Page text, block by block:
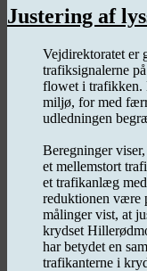
Justering af
Vejdirektoratet er
trafiksignalerne
flowet i trafikken.
miljø, for med
udledningen
Beregninger
et mellemstort
et trafikanlæg
reduktionen være
målinger vist, at
krydset
har betydet en
trafikanterne i